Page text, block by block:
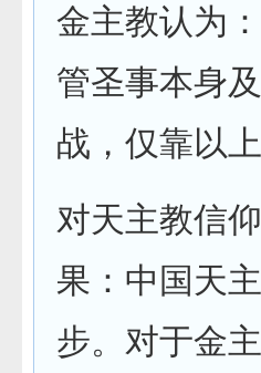
金主教认为
管圣事本身
战，仅靠以
对天主教信
果：中国天
步。对于金